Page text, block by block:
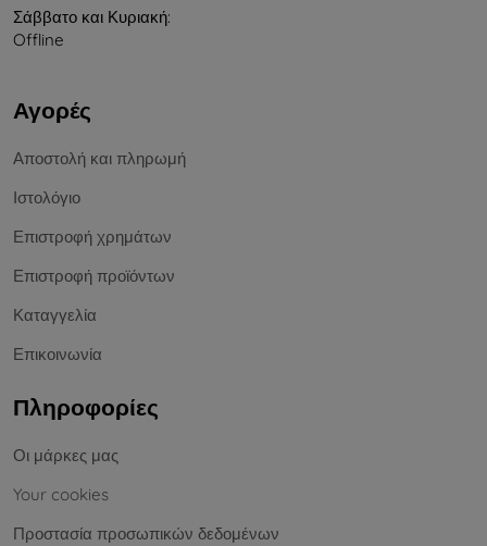
Σάββατο και Κυριακή:
Offline
Αγορές
Αποστολή και πληρωμή
Ιστολόγιο
Επιστροφή χρημάτων
Επιστροφή προϊόντων
Καταγγελία
Επικοινωνία
Πληροφορίες
Οι μάρκες μας
Your cookies
Προστασία προσωπικών δεδομένων